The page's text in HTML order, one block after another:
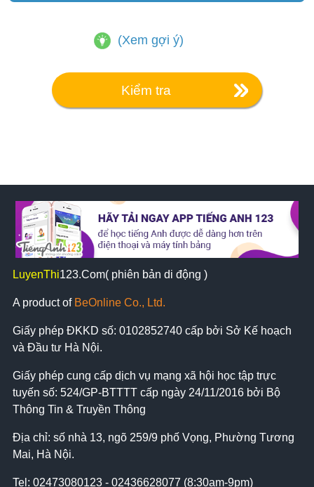
(Xem gợi ý)
Kiểm tra
LuyenThi123.Com( phiên bản di động )
A product of BeOnline Co., Ltd.
Giấy phép ĐKKD số: 0102852740cấp bởi Sở Kế hoạch
và Đầu tư Hà Nội.
Giấy phép cung cấp dịch vụ mạng xã hội học tập trực
tuyến số: 524/GP-BTTTT cấp ngày 24/11/2016 bởi Bộ
Thông Tin & Truyền Thông
Địa chỉ: số nhà 13, ngõ 259/9 phố Vọng, Phường Tương
Mai, Hà Nội.
Tel: 02473080123 - 02436628077 (8:30am-9pm)